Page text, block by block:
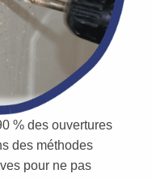
% des ouvertures
des méthodes
pour ne pas